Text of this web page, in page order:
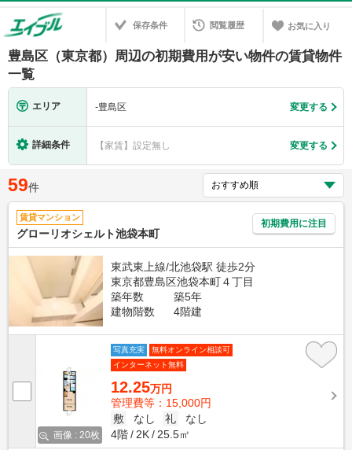
保存条件 閲覧履歴 お気に入り
豊島区（東京都）周辺の初期費用が安い物件の賃貸物件
一覧
エリア -豊島区 変更する
詳細条件 【家賃】設定無し 変更する
59件
賃貸マンション
グローリオシェルト池袋本町
初期費用に注目
東武東上線/北池袋駅 徒歩2分
東京都豊島区池袋本町４丁目
築年数
築5年
建物階数
4階建
画像 : 20枚
写真充実
無料オンライン相談可
インターネット無料
12.25万円
管理費等：15,000円
敷
なし 礼
なし
4階
2K 25.5㎡